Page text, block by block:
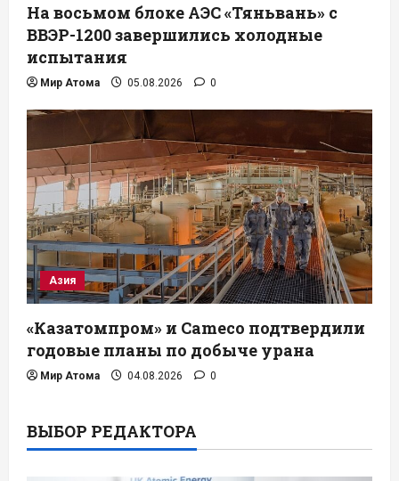
На восьмом блоке АЭС «Тяньвань» с
ВВЭР-1200 завершились холодные
испытания
Мир Атома 05.08.2026 0
Азия
«Казатомпром» и Cameco подтвердили
годовые планы по добыче урана
Мир Атома 04.08.2026 0
ВЫБОР РЕДАКТОРА